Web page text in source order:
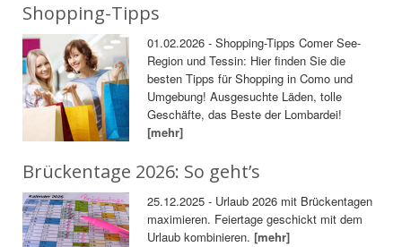
Shopping-Tipps
01.02.2026 - Shopping-Tipps Comer See-
Region und Tessin: Hier finden Sie die
besten Tipps für Shopping in Como und
Umgebung! Ausgesuchte Läden, tolle
Geschäfte, das Beste der Lombardei!
[mehr]
Brückentage 2026: So geht’s
25.12.2025 - Urlaub 2026 mit Brückentagen
maximieren. Feiertage geschickt mit dem
Urlaub kombinieren.[mehr]